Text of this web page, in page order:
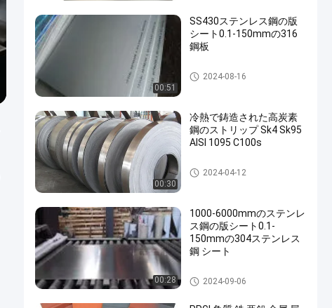
00:51
SS430ステンレス鋼の版
シート0.1-150mmの316
鋼板
ステンレス鋼板
2024-08-16
00:30
冷熱で鋳造された高炭素
鋼のストリップ Sk4 Sk95
AISI 1095 C100s
ステンレス鋼板
2024-04-12
00:28
1000-6000mmのステンレ
ス鋼の版シート0.1-
150mmの304ステンレス
鋼 シート
ステンレス鋼板
2024-09-06